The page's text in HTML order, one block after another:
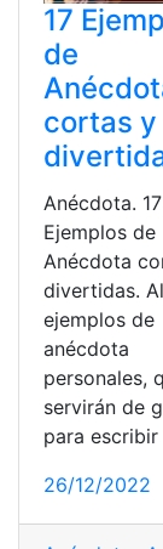
17
de
cortas y
Anécdota. 17
Ejemplos de
Anécdota
divertidas.
ejemplos de
anécdota
personales,
servirán de
para escribir
26/12/2022